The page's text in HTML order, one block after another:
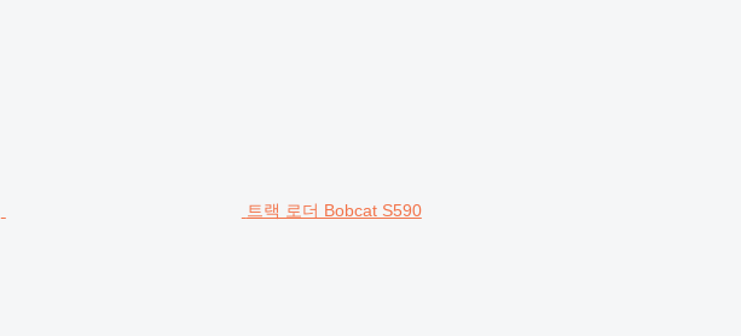
트랙 로더 Bobcat S590